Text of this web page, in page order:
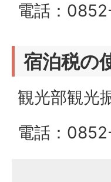
電話：
宿泊税の
観光部観光
電話：